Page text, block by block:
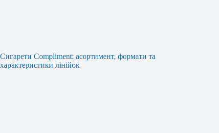
Сигарети Compliment: асортимент, формати та
характеристики лінійок